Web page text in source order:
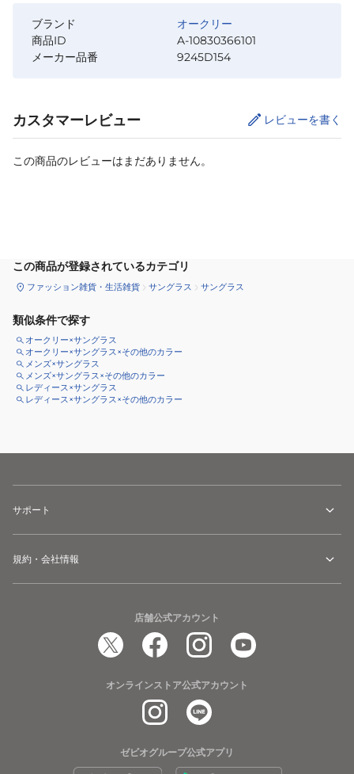
ブランド
オークリー
商品ID
A-10830366101
メーカー品番
9245D154
カスタマーレビュー レビューを書く
この商品のレビューはまだありません。
この商品が登録されているカテゴリ
ファッション雑貨・生活雑貨 サングラス サングラス
類似条件で探す
オークリー×サングラス
オークリー×サングラス×その他のカラー
メンズ×サングラス
メンズ×サングラス×その他のカラー
レディース×サングラス
レディース×サングラス×その他のカラー
サポート
規約・会社情報
店舗公式アカウント
オンラインストア公式アカウント
ゼビオグループ公式アプリ